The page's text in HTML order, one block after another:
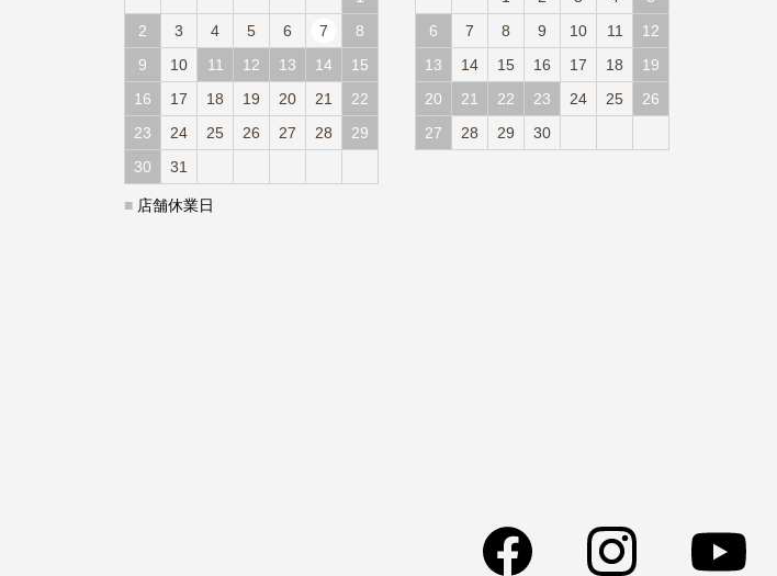
2
3 4 5 6 7
8
9
10 11 12 13 14
15
16
17 18 19 20 21
22
23
24 25 26 27 28
29
30
31
6
7 8 9 10 11
12
13
14 15 16 17 18
19
20
21 22 23 24 25
26
27
28 29 30
■ 店舗休業日